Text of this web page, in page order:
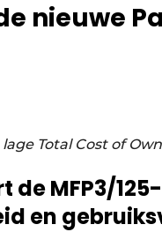
nieuwe
Total Cost of
de MFP3/
en